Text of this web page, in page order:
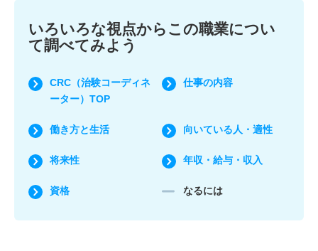
いろいろな視点からこの職業につい
て調べてみよう
CRC（治験コーディネ
ーター）TOP
仕事の内容
働き方と生活 向いている人・適性
将来性 年収・給与・収入
資格 なるには